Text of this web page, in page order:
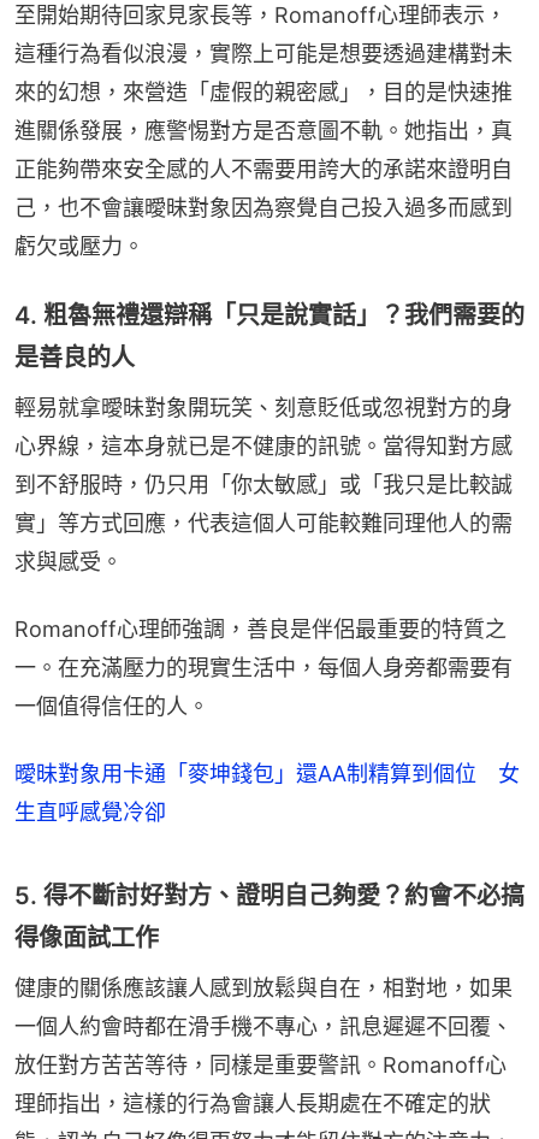
至開始期待回家見家長等，Romanoff心理師表示，
這種行為看似浪漫，實際上可能是想要透過建構對未
來的幻想，來營造「虛假的親密感」，目的是快速推
進關係發展，應警惕對方是否意圖不軌。她指出，真
正能夠帶來安全感的人不需要用誇大的承諾來證明自
己，也不會讓曖昧對象因為察覺自己投入過多而感到
虧欠或壓力。
4. 粗魯無禮還辯稱「只是說實話」？我們需要的
是善良的人
輕易就拿曖昧對象開玩笑、刻意貶低或忽視對方的身
心界線，這本身就已是不健康的訊號。當得知對方感
到不舒服時，仍只用「你太敏感」或「我只是比較誠
實」等方式回應，代表這個人可能較難同理他人的需
求與感受。
Romanoff心理師強調，善良是伴侶最重要的特質之
一。在充滿壓力的現實生活中，每個人身旁都需要有
一個值得信任的人。
曖昧對象用卡通「麥坤錢包」還AA制精算到個位 女
生直呼感覺冷卻
5. 得不斷討好對方、證明自己夠愛？約會不必搞
得像面試工作
健康的關係應該讓人感到放鬆與自在，相對地，如果
一個人約會時都在滑手機不專心，訊息遲遲不回覆、
放任對方苦苦等待，同樣是重要警訊。Romanoff心
理師指出，這樣的行為會讓人長期處在不確定的狀